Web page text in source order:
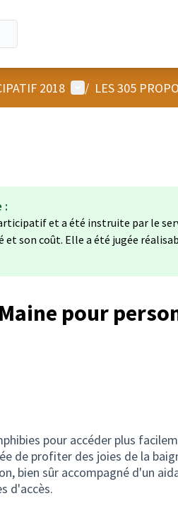
2018 Menu utilisateur
/ LES 305
:
et a été instruite par le
son coût. Elle a été jugée
pour
pour accéder plus
de profiter des joies de la
bien sûr accompagné d'un
d'accès.